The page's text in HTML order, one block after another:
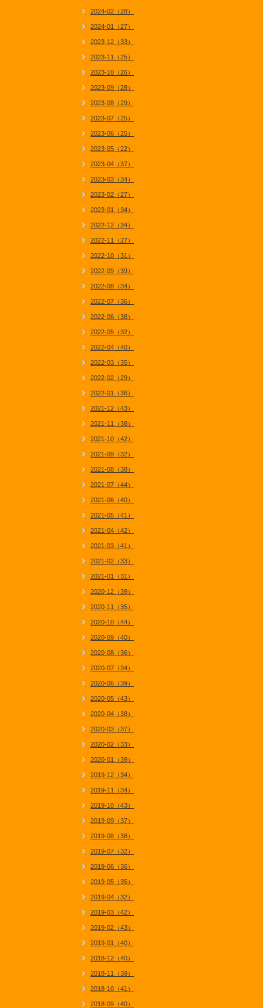
2024-02（28）
2024-01（27）
2023-12（33）
2023-11（25）
2023-10（26）
2023-09（28）
2023-08（29）
2023-07（25）
2023-06（25）
2023-05（22）
2023-04（37）
2023-03（34）
2023-02（27）
2023-01（34）
2022-12（34）
2022-11（27）
2022-10（31）
2022-09（39）
2022-08（34）
2022-07（36）
2022-06（38）
2022-05（32）
2022-04（40）
2022-03（35）
2022-02（29）
2022-01（36）
2021-12（43）
2021-11（38）
2021-10（42）
2021-09（32）
2021-08（38）
2021-07（44）
2021-06（40）
2021-05（41）
2021-04（42）
2021-03（41）
2021-02（33）
2021-01（31）
2020-12（39）
2020-11（35）
2020-10（44）
2020-09（40）
2020-08（36）
2020-07（34）
2020-06（39）
2020-05（43）
2020-04（38）
2020-03（37）
2020-02（33）
2020-01（39）
2019-12（34）
2019-11（34）
2019-10（43）
2019-09（37）
2019-08（38）
2019-07（32）
2019-06（36）
2019-05（35）
2019-04（32）
2019-03（42）
2019-02（43）
2019-01（40）
2018-12（40）
2018-11（39）
2018-10（41）
2018-09（40）